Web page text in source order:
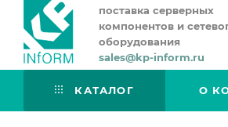
поставка серверных
компонентов и
оборудования
sales@kp-inform.ru
КАТАЛОГ О